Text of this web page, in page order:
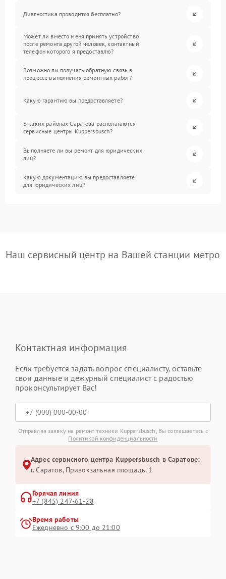
Диагностика проводится бесплатно?
Может ли вместо меня принять устройство
после ремонта другой человек, контактный
телефон которого я предоставлю?
Возможно ли получать обратную связь в
процессе выполнения ремонтных работ?
Какую гарантию вы предоставляете?
В каких районах Саратова располагаются
сервисные центры Kuppersbusch?
Выполняете ли вы ремонт для юридических
лиц?
Какую документацию вы предоставляете
для юридических лиц?
Наш сервисный центр на Вашей станции метро
Контактная информация
Если требуется задать вопрос специалисту, оставьте
свои данные и дежурный специалист с радостью
проконсультирует Вас!
Отправляя заявку на ремонт техники Kuppersbusch, Вы соглашаетесь с
Политикой конфиденциальности
Адрес сервисного центра Kuppersbusch в Саратове:
г. Саратов, Привокзальная площадь, 1
Горячая линия
+7 (845) 247-61-28
Время работы
Ежедневно с 9:00 до 21:00